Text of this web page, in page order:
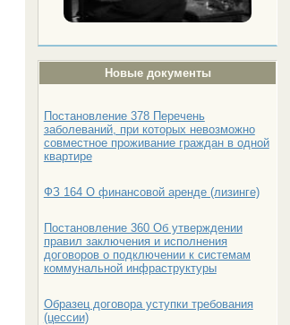
Новые документы
Постановление 378 Перечень
заболеваний, при которых невозможно
совместное проживание граждан в одной
квартире
ФЗ 164 О финансовой аренде (лизинге)
Постановление 360 Об утверждении
правил заключения и исполнения
договоров о подключении к системам
коммунальной инфраструктуры
Образец договора уступки требования
(цессии)